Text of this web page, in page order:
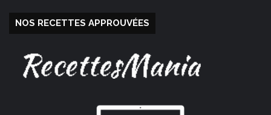
NOS RECETTES APPROUVÉES